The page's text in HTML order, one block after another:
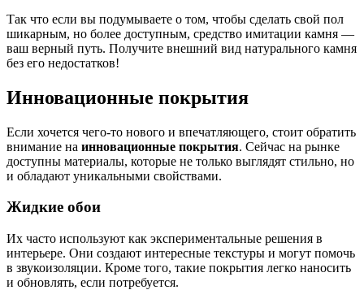
Так что если вы подумываете о том, чтобы сделать свой пол
шикарным, но более доступным, средство имитации камня —
ваш верный путь. Получите внешний вид натурального камня
без его недостатков!
Инновационные покрытия
Если хочется чего-то нового и впечатляющего, стоит обратить
внимание на инновационные покрытия. Сейчас на рынке
доступны материалы, которые не только выглядят стильно, но
и обладают уникальными свойствами.
Жидкие обои
Их часто используют как экспериментальные решения в
интерьере. Они создают интересные текстуры и могут помочь
в звукоизоляции. Кроме того, такие покрытия легко наносить
и обновлять, если потребуется.